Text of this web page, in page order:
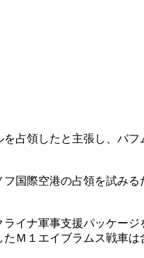
占領したと主張し、バ
国際空港の占領を試み
イナ軍事支援パッケー
Ｍ１エイブラムス戦車は